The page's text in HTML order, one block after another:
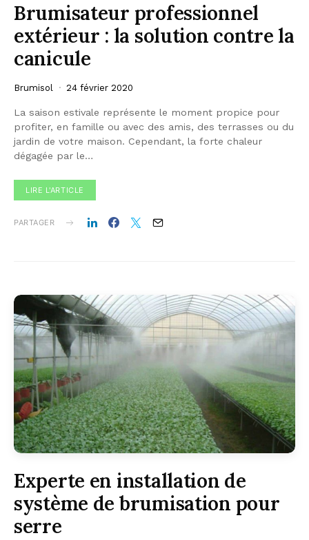
Brumisateur professionnel
extérieur : la solution contre la
canicule
Brumisol 24 février 2020
La saison estivale représente le moment propice pour
profiter, en famille ou avec des amis, des terrasses ou du
jardin de votre maison. Cependant, la forte chaleur
dégagée par le…
LIRE L'ARTICLE
PARTAGER
Experte en installation de
système de brumisation pour
serre